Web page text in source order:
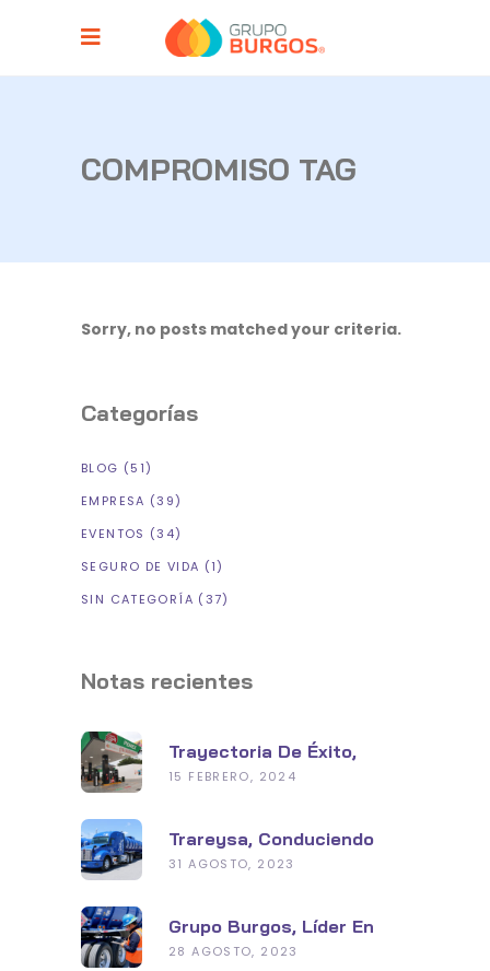
COMPROMISO TAG
Sorry, no posts matched your criteria.
Categorías
BLOG (51)
EMPRESA (39)
EVENTOS (34)
SEGURO DE VIDA (1)
SIN CATEGORÍA (37)
Notas recientes
Trayectoria De Éxito,
Grupo Burgos En La
15 FEBRERO, 2024
Trareysa, Conduciendo
Hacia Un Futuro
31 AGOSTO, 2023
Grupo Burgos, Líder En
Seguridad Y Tecnología
28 AGOSTO, 2023